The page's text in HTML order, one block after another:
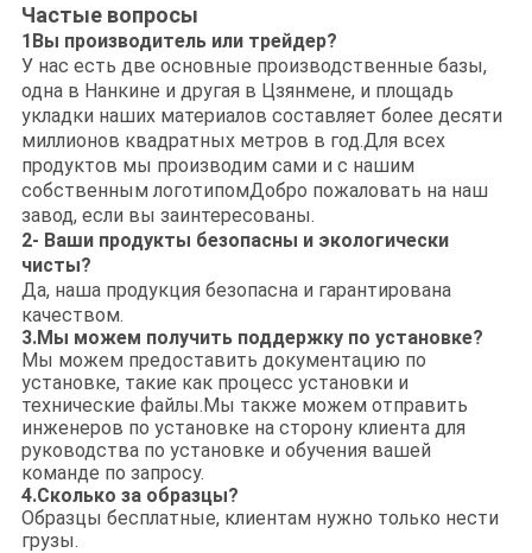
Частые вопросы
1Вы производитель или трейдер?
У нас есть две основные производственные базы,
одна в Нанкине и другая в Цзянмене, и площадь
укладки наших материалов составляет более десяти
миллионов квадратных метров в год.Для всех
продуктов мы производим сами и с нашим
собственным логотипомДобро пожаловать на наш
завод, если вы заинтересованы.
2- Ваши продукты безопасны и экологически
чисты?
Да, наша продукция безопасна и гарантирована
качеством.
3.Мы можем получить поддержку по установке?
Мы можем предоставить документацию по
установке, такие как процесс установки и
технические файлы.Мы также можем отправить
инженеров по установке на сторону клиента для
руководства по установке и обучения вашей
команде по запросу.
4.Сколько за образцы?
Образцы бесплатные, клиентам нужно только нести
грузы.